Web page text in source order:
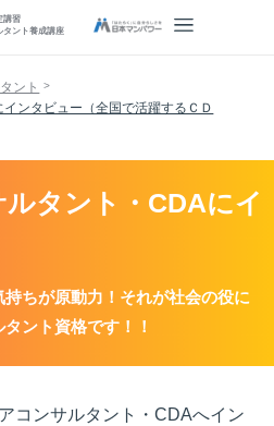
講習
タント養成講座
ント
ンタビュー（全国で活躍するＣＤ
タント・CDAにイ
ちが原動力！それが社会の役に
ント資格です！！
コンサルタント・CDAへイン